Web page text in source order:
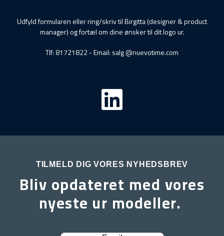
Udfyld formularen eller ring/skriv til Birgitta (designer & product
manager) og fortæl om dine ønsker til dit logo ur.
Tlf: 81721822 - Email: salg @nuevotime.com
TILMELD DIG VORES NYHEDSBREV
Bliv opdateret med vores
nyeste ur modeller.